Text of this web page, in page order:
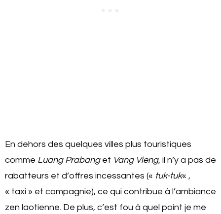
En dehors des quelques villes plus touristiques
comme Luang Prabanget Vang Vieng, il n’y a pas de
rabatteurs et d’offres incessantes (« tuk-tuk« ,
« taxi » et compagnie), ce qui contribue à l’ambiance
zen laotienne. De plus, c’est fou à quel point je me